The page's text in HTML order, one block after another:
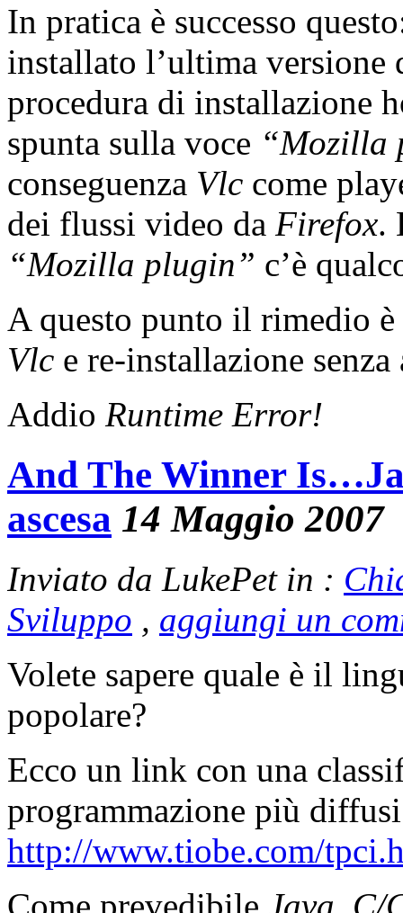
In pratica è successo
installato l’ultima
procedura di installazione
spunta sulla voce “Mozilla
conseguenza Vlc come
dei flussi video da Firefox.
“Mozilla plugin” c’è
A questo punto il rimedio
Vlc e re-installazione
Addio Runtime Error!
And The Winner
ascesa 14 Maggio 2007
Inviato da LukePet in :
Sviluppo , aggiungi un
Volete sapere quale è il
popolare?
Ecco un link con una
programmazione più
http://www.tiobe.com/
Come prevedibile Java, C/